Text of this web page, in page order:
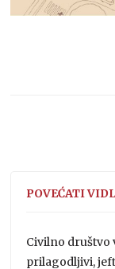
POVEĆATI
Civilno društvo
prilagodljivi,